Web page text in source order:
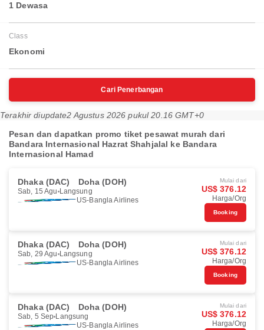
1 Dewasa
Class
Ekonomi
Cari Penerbangan
Terakhir diupdate2 Agustus 2026 pukul 20.16 GMT+0
Pesan dan dapatkan promo tiket pesawat murah dari
Bandara Internasional Hazrat Shahjalal ke Bandara
Internasional Hamad
Dhaka (DAC) Doha (DOH)
Sab, 15 Agu Langsung
US-Bangla Airlines
Mulai dari
US$ 376.12
Harga/Org
Booking
Dhaka (DAC) Doha (DOH)
Sab, 29 Agu Langsung
US-Bangla Airlines
Mulai dari
US$ 376.12
Harga/Org
Booking
Dhaka (DAC) Doha (DOH)
Sab, 5 Sep Langsung
US-Bangla Airlines
Mulai dari
US$ 376.12
Harga/Org